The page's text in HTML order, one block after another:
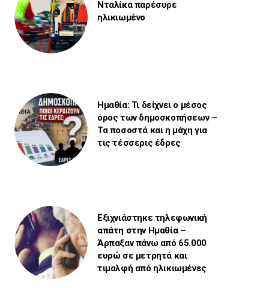
Νταλίκα παρέσυρε
ηλικιωμένο
Ημαθία: Τι δείχνει ο μέσος
όρος των δημοσκοπήσεων –
Τα ποσοστά και η μάχη για
τις τέσσερις έδρες
Εξιχνιάστηκε τηλεφωνική
απάτη στην Ημαθία –
Άρπαξαν πάνω από 65.000
ευρώ σε μετρητά και
τιμαλφή από ηλικιωμένες